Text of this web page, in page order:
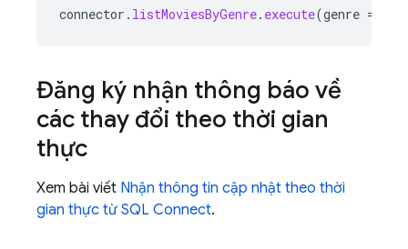
connector . listMoviesByGenre. execute(genre =
Đăng ký nhận thông báo về
các thay đổi theo thời gian
thực
Xem bài viết Nhận thông tin cập nhật theo thời
gian thực từ SQL Connect.